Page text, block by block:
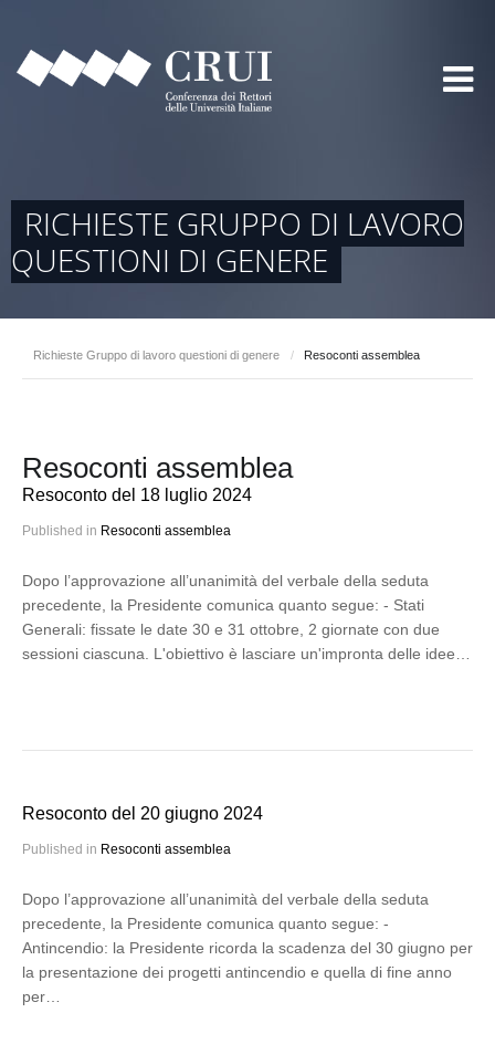
RICHIESTE GRUPPO DI LAVORO
QUESTIONI DI GENERE
Richieste Gruppo di lavoro questioni di genere / Resoconti assemblea
Resoconti assemblea
Resoconto del 18 luglio 2024
Published in Resoconti assemblea
Dopo l’approvazione all’unanimità del verbale della seduta
precedente, la Presidente comunica quanto segue: - Stati
Generali: fissate le date 30 e 31 ottobre, 2 giornate con due
sessioni ciascuna. L'obiettivo è lasciare un'impronta delle idee…
Resoconto del 20 giugno 2024
Published in Resoconti assemblea
Dopo l’approvazione all’unanimità del verbale della seduta
precedente, la Presidente comunica quanto segue: -
Antincendio: la Presidente ricorda la scadenza del 30 giugno per
la presentazione dei progetti antincendio e quella di fine anno
per…